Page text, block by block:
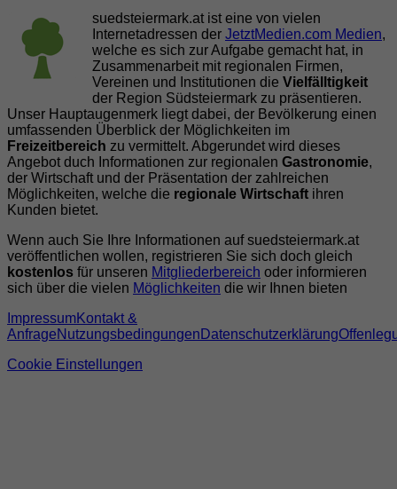
suedsteiermark.at ist eine von vielen
Internetadressen der JetztMedien.com Medien,
welche es sich zur Aufgabe gemacht hat, in
Zusammenarbeit mit regionalen Firmen,
Vereinen und Institutionen die Vielfälltigkeit
der Region Südsteiermark zu präsentieren.
Unser Hauptaugenmerk liegt dabei, der Bevölkerung einen
umfassenden Überblick der Möglichkeiten im
Freizeitbereich zu vermittelt. Abgerundet wird dieses
Angebot duch Informationen zur regionalen Gastronomie,
der Wirtschaft und der Präsentation der zahlreichen
Möglichkeiten, welche die regionale Wirtschaft ihren
Kunden bietet.
Wenn auch Sie Ihre Informationen auf suedsteiermark.at
veröffentlichen wollen, registrieren Sie sich doch gleich
kostenlos für unseren Mitgliederbereich oder informieren
sich über die vielen Möglichkeiten die wir Ihnen bieten
ImpressumKontakt &
AnfrageNutzungsbedingungen Datenschutzerklärung
Cookie Einstellungen